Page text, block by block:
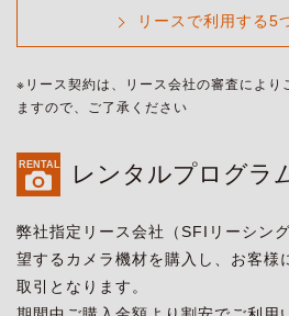
リースで利用する5
※リース契約は、リース会社の審査により
ますので、ご了承ください
レンタルプログラ
弊社指定リース会社（SFIリーシン
望するカメラ機材を購入し、お客様
取引となります。